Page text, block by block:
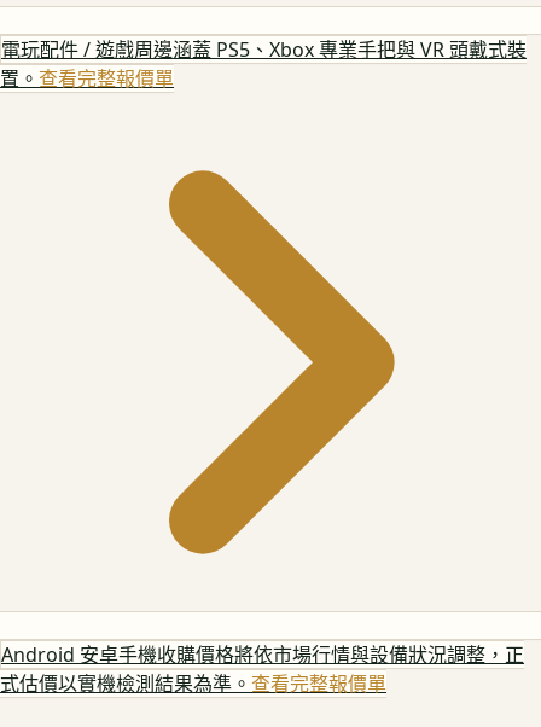
電玩配件 / 遊戲周邊涵蓋 PS5、Xbox 專業手把與 VR 頭戴式裝
置。 查看完整報價單
Android 安卓手機收購價格將依市場行情與設備狀況調整，正
式估價以實機檢測結果為準。 查看完整報價單